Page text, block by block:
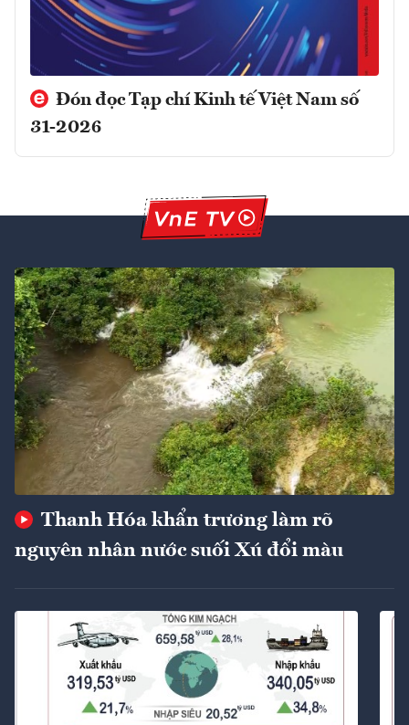
Đón đọc Tạp chí Kinh tế Việt Nam số
31-2026
Thanh Hóa khẩn trương làm rõ
nguyên nhân nước suối Xú đổi màu